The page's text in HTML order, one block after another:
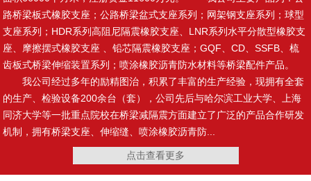
背贴式橡胶止水带 中埋式橡胶止水带
HDR系列(I)(II)(III)高阻尼
隔震橡胶
四氟滑板式支座
路桥梁板式橡胶支座；公路桥梁盆式支座系列；网架钢支座系列；球型
支座系列；HDR系列高阻尼隔震橡胶支座、LNR系列水平分散型橡胶支
座、摩擦摆式橡胶支座 、铅芯隔震橡胶支座；GQF、CD、SSFB、梳
齿板式桥梁伸缩装置系列；喷涂橡胶沥青防水材料等桥梁配件产品。
我公司经过多年的励精图治，积累了丰富的生产经验，现拥有全套
的生产、检验设备200余台（套），公司先后与哈尔滨工业大学、上海
同济大学等一批重点院校在桥梁减隔震方面建立了广泛的产品合作研发
机制，拥有桥梁支座、伸缩缝、喷涂橡胶沥青防...
点击查看更多